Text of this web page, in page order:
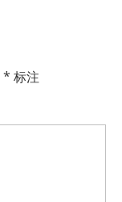
* 标注